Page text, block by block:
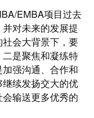
EMBA项目过去
对未来的发展提
会大背景下，要
是聚焦和凝练特
强沟通、合作和
续发扬交大的优
输送更多优秀的